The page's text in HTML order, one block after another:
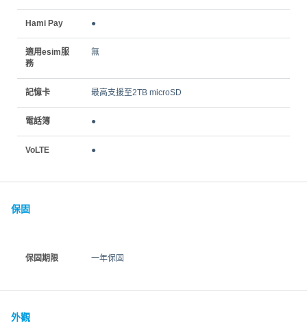
Hami Pay ●
適用esim服
務
無
記憶卡 最高支援至2TB microSD
電話簿 ●
VoLTE ●
保固
保固期限 一年保固
外觀